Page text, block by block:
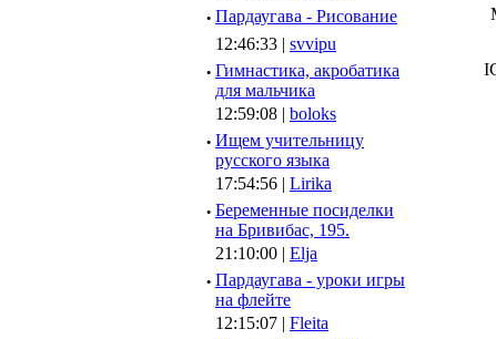
· Пардаугава - Рисование
12:46:33 | svvipu
· Гимнастика, акробатика
для мальчика
12:59:08 | boloks
· Ищем учительницу
русского языка
17:54:56 | Lirika
· Беременные посиделки
на Бривибас, 195.
21:10:00 | Elja
· Пардаугава - уроки игры
на флейте
12:15:07 | Fleita